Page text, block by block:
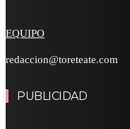
EQUIPO
redaccion@toreteate.com
PUBLICIDAD